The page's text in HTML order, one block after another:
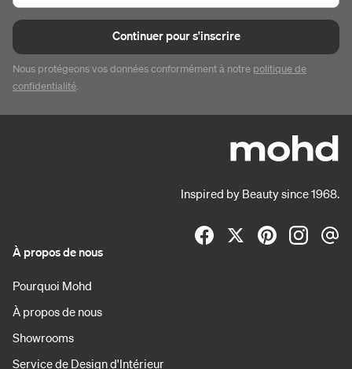
Continuer pour s'inscrire
Nous protégeons vos données conformément à notre politique de
confidentialité.
Inspired by Beauty since 1968.
À propos de nous
Pourquoi Mohd
À propos de nous
Showrooms
Service de Design d'Intérieur